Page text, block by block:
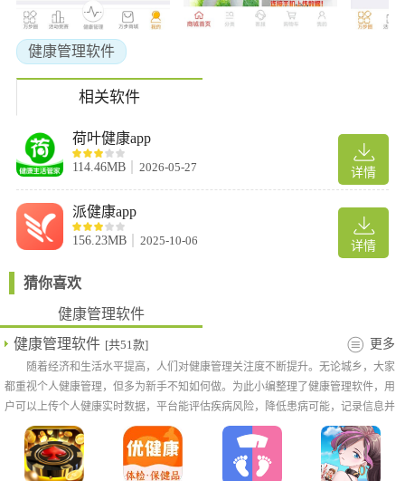
健康管理软件
相关软件
详情
荷叶健康app
114.46MB 2026-05-27
详情
派健康app
156.23MB 2025-10-06
猜你喜欢
健康管理软件
健康管理软件 [共51款] 更多
随着经济和生活水平提高，人们对健康管理关注度不断提升。无论城乡，大家
都重视个人健康管理，但多为新手不知如何做。为此小编整理了健康管理软件，用
户可以上传个人健康实时数据，平台能评估疾病风险，降低患病可能，记录信息并
提供有效健康方法，实时呵护健康。有需要的用户快来下载。